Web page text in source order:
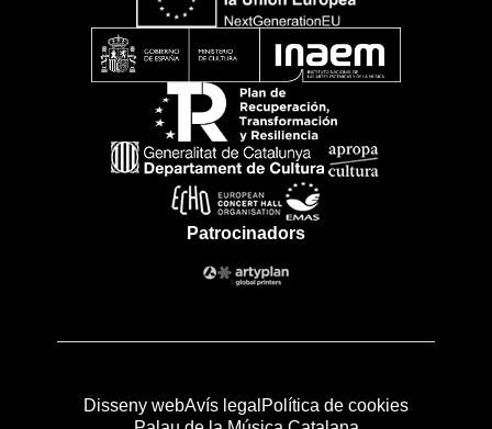
Patrocinadors
Disseny webAvís legal Política de cookies